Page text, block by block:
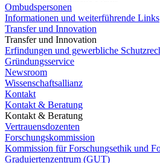
Ombudspersonen
Informationen und weiterführende Links
Transfer und Innovation
Transfer und Innovation
Erfindungen und gewerbliche
Gründungsservice
Newsroom
Wissenschaftsallianz
Kontakt
Kontakt & Beratung
Kontakt & Beratung
Vertrauensdozenten
Forschungskommission
Kommission für Forschungsethik und
Graduiertenzentrum (GUT)